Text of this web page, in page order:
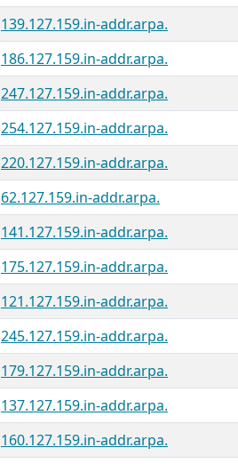
139.127.159.in-addr.arpa.
186.127.159.in-addr.arpa.
247.127.159.in-addr.arpa.
254.127.159.in-addr.arpa.
220.127.159.in-addr.arpa.
62.127.159.in-addr.arpa.
141.127.159.in-addr.arpa.
175.127.159.in-addr.arpa.
121.127.159.in-addr.arpa.
245.127.159.in-addr.arpa.
179.127.159.in-addr.arpa.
137.127.159.in-addr.arpa.
160.127.159.in-addr.arpa.